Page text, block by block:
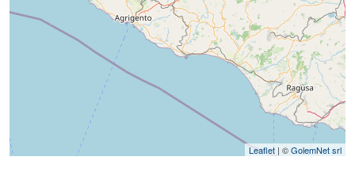
Leaflet | ©GolemNet srl